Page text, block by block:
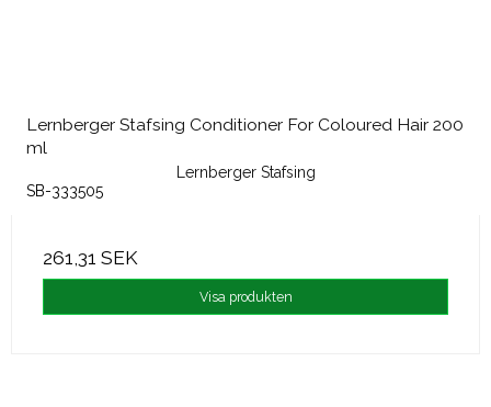
Lernberger Stafsing Conditioner For Coloured Hair 200
ml
Lernberger Stafsing
SB-333505
261,31 SEK
Visa produkten